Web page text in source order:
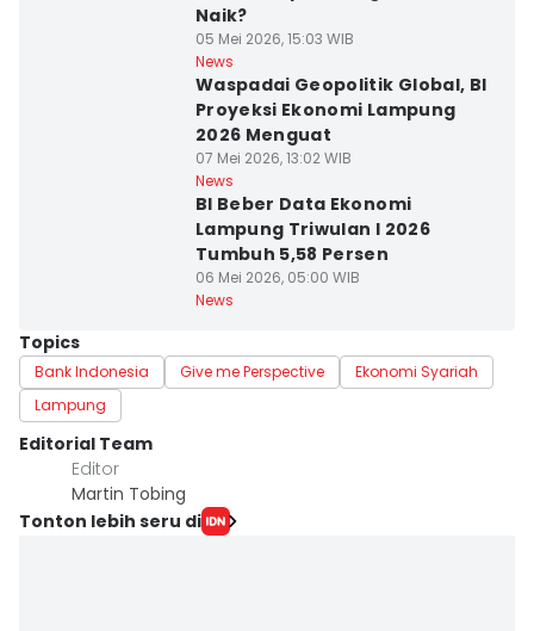
Naik?
05 Mei 2026, 15:03 WIB
News
Waspadai Geopolitik Global, BI
Proyeksi Ekonomi Lampung
2026 Menguat
07 Mei 2026, 13:02 WIB
News
BI Beber Data Ekonomi
Lampung Triwulan I 2026
Tumbuh 5,58 Persen
06 Mei 2026, 05:00 WIB
News
Topics
Bank Indonesia Give me Perspective
Ekonomi Syariah
Lampung
Editorial Team
Editor
Martin Tobing
Tonton lebih seru di